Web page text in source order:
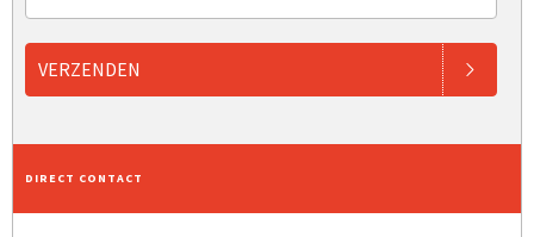
VERZENDEN
DIRECT CONTACT